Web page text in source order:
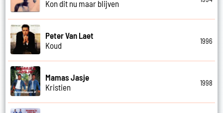
Kon dit nu maar blijven
Peter Van Laet
Koud
1996
Mamas Jasje
Kristien
1998